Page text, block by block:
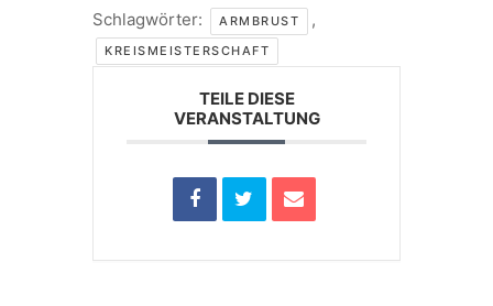
Schlagwörter: ARMBRUST ,
KREISMEISTERSCHAFT
TEILE DIESE
VERANSTALTUNG